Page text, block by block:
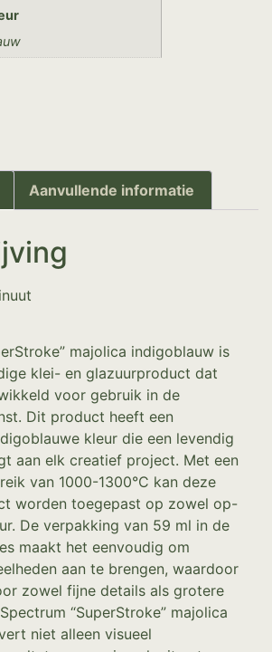
Aanvullende informatie
majolica indigoblauw is
klei- en glazuurproduct dat
voor gebruik in de
Dit product heeft een
kleur die een levendig
aan elk creatief project. Met een
van 1000-1300°C kan deze
worden toegepast op zowel op-
De verpakking van 59 ml in de
maakt het eenvoudig om
aan te brengen, waardoor
zowel fijne details als grotere
“SuperStroke” majolica
niet alleen visueel